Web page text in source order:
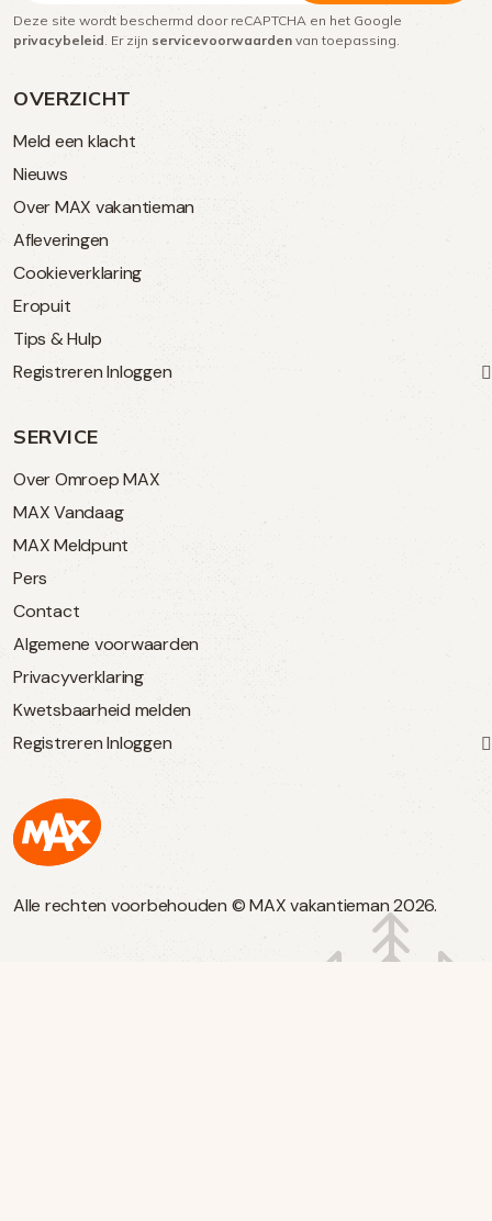
Max
Alle rechten voorbehouden © MAX vakantieman 2026.
OVERZICHT
Meld een klacht
Nieuws
Over MAX vakantieman
Afleveringen
Cookieverklaring
Eropuit
Tips & Hulp
Registreren Inloggen
SERVICE
Over Omroep MAX
MAX Vandaag
MAX Meldpunt
Pers
Contact
Algemene voorwaarden
Privacyverklaring
Kwetsbaarheid melden
Registreren Inloggen
(Vereist)
Deze site wordt beschermd door reCAPTCHA en het Google
privacybeleid . Er zijn servicevoorwaarden van toepassing.